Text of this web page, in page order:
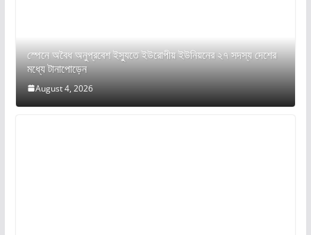
স্পেনে অবৈধ অনুপ্রবেশ ইস্যুতে ইউরোপীয় ইউনিয়নের ২৭ সদস্য দেশের
মধ্যে টানাপোড়েন
August 4, 2026